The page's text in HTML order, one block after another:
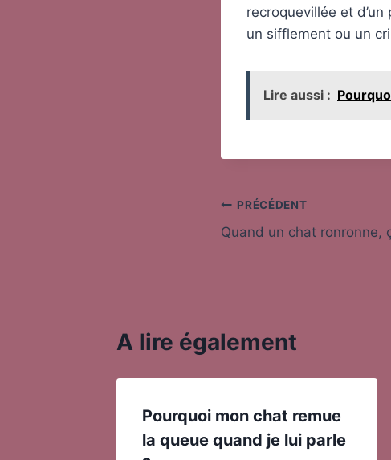
recroquevillée et
un sifflement ou un
Lire aussi :
Navigation
de
PRÉCÉDENT
Quand un chat ronronne,
A lire également
Pourquoi mon chat remue
la queue quand je lui parle